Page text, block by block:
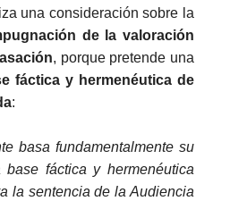
una consideración sobre la
de la valoración
, porque pretende una
fáctica y hermenéutica de
:
basa fundamentalmente su
fáctica y hermenéutica
la sentencia de la Audiencia